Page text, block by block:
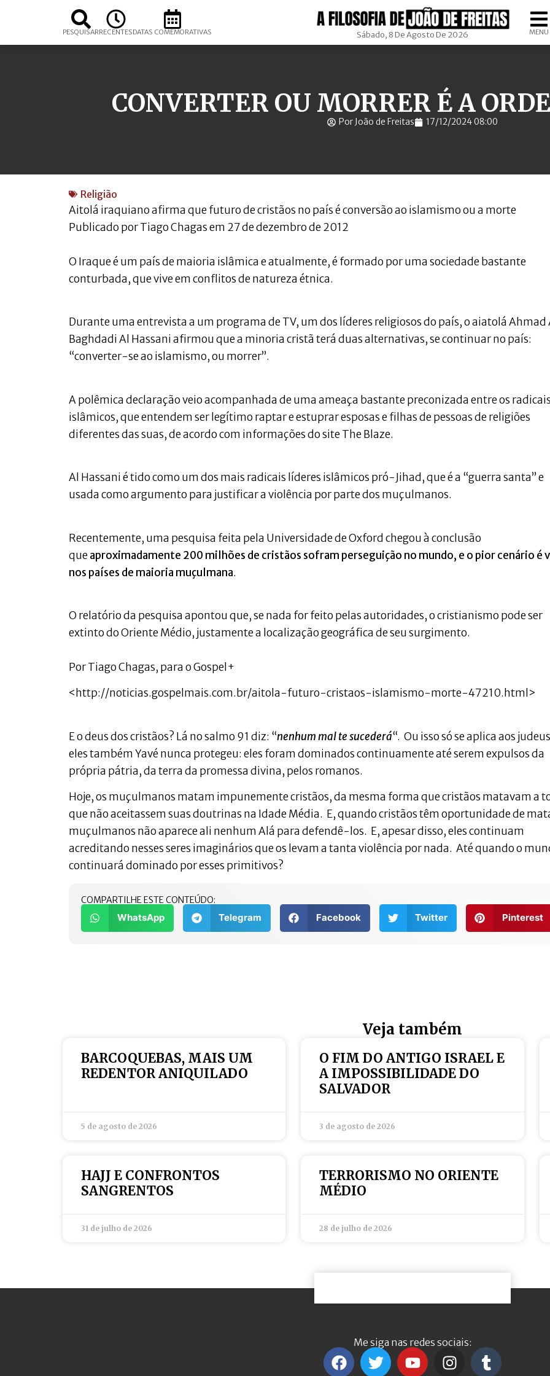
PESQUISARRECENTESDATAS COMEMORATIVAS Sábado, 8 De Agosto De 2026 MENU
CONVERTER OU MORRER É A
Por João de Freitas 17/12/2024 08:00
Religião
Aitolá iraquiano afirma que futuro de cristãos no país é conversão ao islamismo ou a morte
Publicado por Tiago Chagas em 27 de dezembro de 2012
O Iraque é um país de maioria islâmica e atualmente, é formado por uma sociedade bastante
conturbada, que vive em conflitos de natureza étnica.
Durante uma entrevista a um programa de TV, um dos líderes religiosos do país, o aiatolá Ahmad
Baghdadi Al Hassani afirmou que a minoria cristã terá duas alternativas, se continuar no país:
“converter-se ao islamismo, ou morrer”.
A polêmica declaração veio acompanhada de uma ameaça bastante preconizada entre os
islâmicos, que entendem ser legítimo raptar e estuprar esposas e filhas de pessoas de religiões
diferentes das suas, de acordo com informações do site The Blaze.
Al Hassani é tido como um dos mais radicais líderes islâmicos pró-Jihad, que é a “guerra santa” e
usada como argumento para justificar a violência por parte dos muçulmanos.
Recentemente, uma pesquisa feita pela Universidade de Oxford chegou à conclusão
queaproximadamente 200 milhões de cristãos sofram perseguição no mundo, e o pior cenário é
nos países de maioria muçulmana.
O relatório da pesquisa apontou que, se nada for feito pelas autoridades, o cristianismo pode ser
extinto do Oriente Médio, justamente a localização geográfica de seu surgimento.
Por Tiago Chagas, para o Gospel+
<http://noticias.gospelmais.com.br/aitola-futuro-cristaos-islamismo-morte-47210.html>
E o deus dos cristãos? Lá no salmo 91 diz: “nenhum mal te sucederá“. Ou isso só se aplica aos
eles também Yavé nunca protegeu: eles foram dominados continuamente até serem expulsos da
própria pátria, da terra da promessa divina, pelos romanos.
Hoje, os muçulmanos matam impunemente cristãos, da mesma forma que cristãos matavam a
que não aceitassem suas doutrinas na Idade Média. E, quando cristãos têm oportunidade de
muçulmanos não aparece ali nenhum Alá para defendê-los. E, apesar disso, eles continuam
acreditando nesses seres imaginários que os levam a tanta violência por nada. Até quando o
continuará dominado por esses primitivos?
COMPARTILHE ESTE CONTEÚDO:
WhatsApp Telegram Facebook Twitter Pinterest
Veja também
BARCOQUEBAS, MAIS UM
REDENTOR ANIQUILADO
5 de agosto de 2026
O FIM DO ANTIGO ISRAEL E
A IMPOSSIBILIDADE DO
SALVADOR
3 de agosto de 2026
HAJJ E CONFRONTOS
SANGRENTOS
31 de julho de 2026
TERRORISMO NO ORIENTE
MÉDIO
28 de julho de 2026
Me siga nas redes sociais: